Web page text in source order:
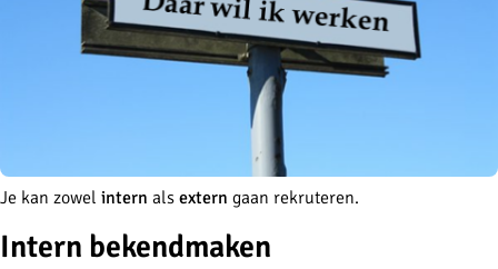
Je kan zowel intern als extern gaan rekruteren.
Intern bekendmaken